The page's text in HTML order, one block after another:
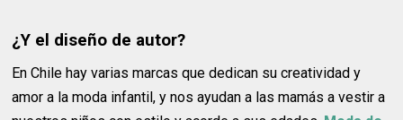
¿Y el diseño de autor?
En Chile hay varias marcas que dedican su creatividad y
amor a la moda infantil, y nos ayudan a las mamás a vestir a